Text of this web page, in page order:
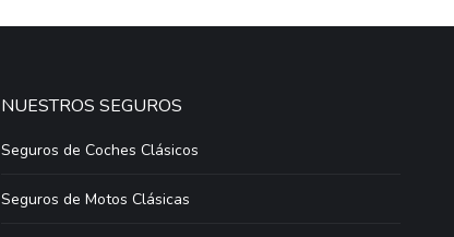
NUESTROS SEGUROS
Seguros de Coches Clásicos
Seguros de Motos Clásicas